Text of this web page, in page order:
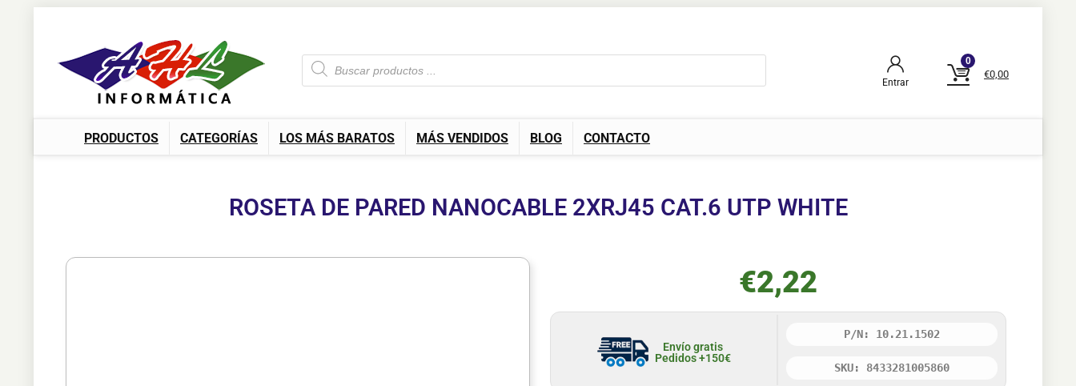
Entrar
0
€0,00
PRODUCTOS CATEGORÍAS LOS MÁS BARATOS MÁS VENDIDOS BLOG CONTACTO
ROSETA DE PARED NANOCABLE 2XRJ45 CAT.6 UTP WHITE
€2,22
Envío gratis
Pedidos +150€
P/N: 10.21.1502
SKU: 8433281005860